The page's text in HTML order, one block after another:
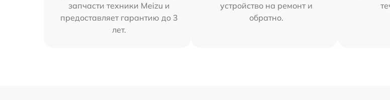
запчасти техники Meizu и
предоставляет гарантию до 3
лет.
устройство на ремонт и
обратно.